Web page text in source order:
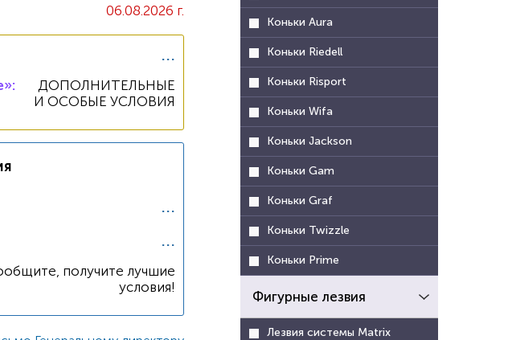
06.08.2026 г.
...
:
ДОПОЛНИТЕЛЬНЫЕ
И ОСОБЫЕ УСЛОВИЯ
...
...
получите лучшие
условия!
Коньки Aura
Коньки Riedell
Коньки Risport
Коньки Wifa
Коньки Jackson
Коньки Gam
Коньки Graf
Коньки Twizzle
Коньки Prime
Фигурные лезвия
Лезвия системы Matrix